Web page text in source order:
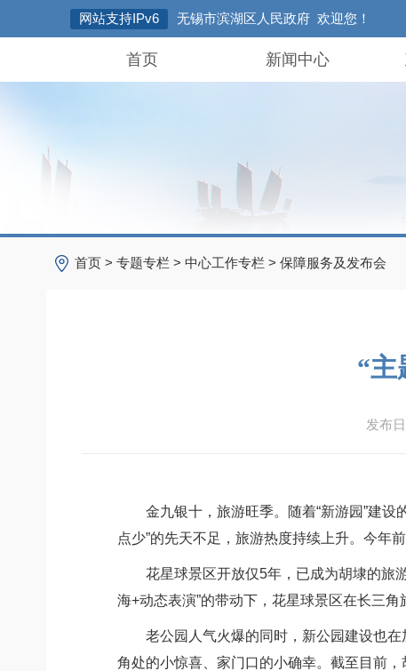
网站支持IPv6 无锡市滨湖区人民政府 欢迎您！
首页 新闻中心
首页 > 专题专栏 > 中心工作专栏 > 保障服务及发布会
“主
发布
金九银十，旅游旺季。随着“新游园”建设
点少”的先天不足，旅游热度持续上升。今年
花星球景区开放仅5年，已成为胡埭的旅游
海+动态表演”的带动下，花星球景区在长三
老公园人气火爆的同时，新公园建设也在
角处的小惊喜、家门口的小确幸。截至目前